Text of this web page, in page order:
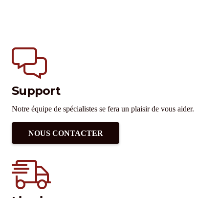
Support
Notre équipe de spécialistes se fera un plaisir de vous aider.
NOUS CONTACTER